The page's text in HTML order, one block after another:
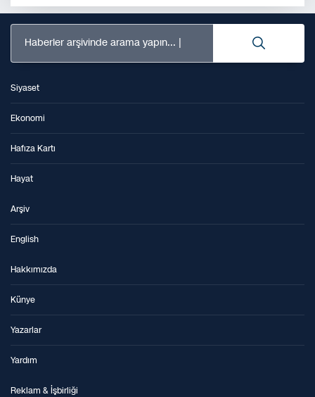
Haberler arşivinde arama yapın...
Siyaset
Ekonomi
Hafıza Kartı
Hayat
Arşiv
English
Hakkımızda
Künye
Yazarlar
Yardım
Reklam & İşbirliği